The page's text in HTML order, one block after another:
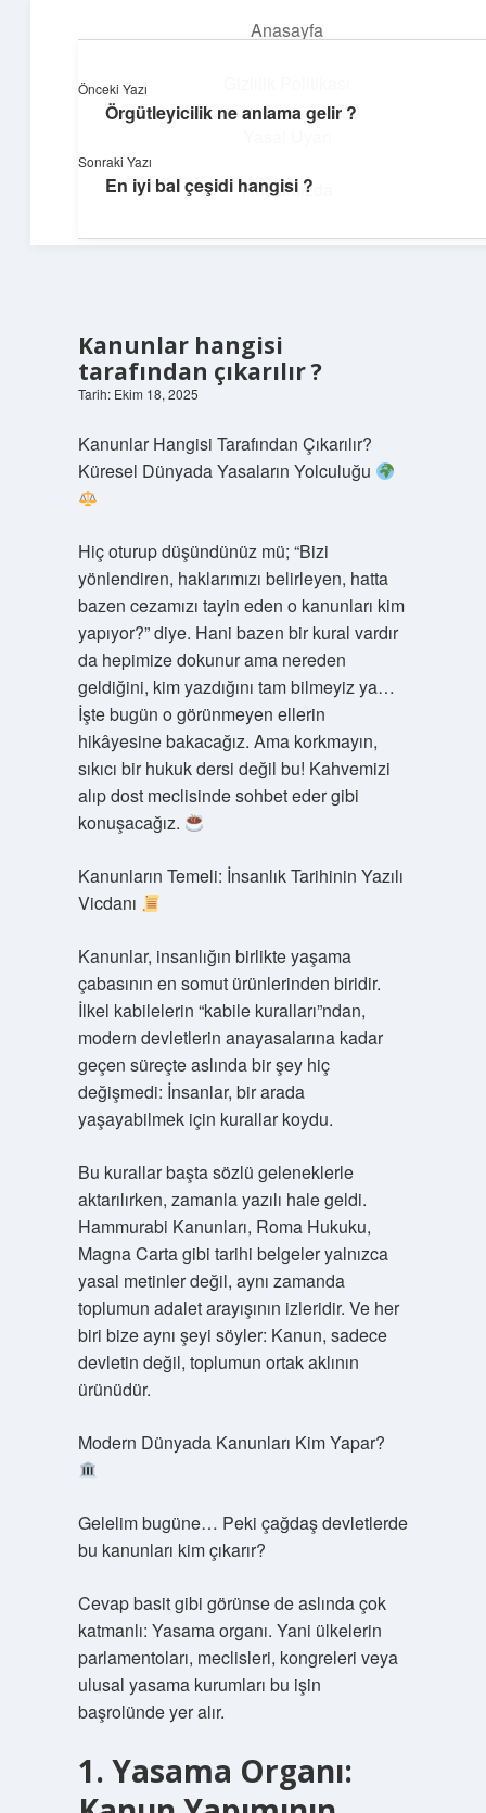
Anasayfa
Hakkımızda
Günlük İlham
Farklı bakış açılarıyla hayatı gör.
Kanunlar hangisi
tarafından çıkarılır ?
Tarih: Ekim 18, 2025
Kanunlar Hangisi Tarafından Çıkarılır?
Küresel Dünyada Yasaların Yolculuğu
Hiç oturup düşündünüz mü; “Bizi
yönlendiren, haklarımızı belirleyen, hatta
bazen cezamızı tayin eden o kanunları kim
yapıyor?” diye. Hani bazen bir kural vardır
da hepimize dokunur ama nereden
geldiğini, kim yazdığını tam bilmeyiz ya…
İşte bugün o görünmeyen ellerin
hikâyesine bakacağız. Ama korkmayın,
sıkıcı bir hukuk dersi değil bu! Kahvemizi
alıp dost meclisinde sohbet eder gibi
konuşacağız.
Kanunların Temeli: İnsanlık Tarihinin Yazılı
Vicdanı
Kanunlar, insanlığın birlikte yaşama
çabasının en somut ürünlerinden biridir.
İlkel kabilelerin “kabile kuralları”ndan,
modern devletlerin anayasalarına kadar
geçen süreçte aslında bir şey hiç
değişmedi: İnsanlar, bir arada
yaşayabilmek için kurallar koydu.
Bu kurallar başta sözlü geleneklerle
aktarılırken, zamanla yazılı hale geldi.
Hammurabi Kanunları, Roma Hukuku,
Magna Carta gibi tarihi belgeler yalnızca
yasal metinler değil, aynı zamanda
toplumun adalet arayışının izleridir. Ve her
biri bize aynı şeyi söyler: Kanun, sadece
devletin değil, toplumun ortak aklının
ürünüdür.
Modern Dünyada Kanunları Kim Yapar?
Gelelim bugüne… Peki çağdaş devletlerde
bu kanunları kim çıkarır?
Cevap basit gibi görünse de aslında çok
katmanlı: Yasama organı. Yani ülkelerin
parlamentoları, meclisleri, kongreleri veya
ulusal yasama kurumları bu işin
başrolünde yer alır.
1. Yasama Organı:
Önceki Yazı
Örgütleyicilik ne anlama gelir ?
Sonraki Yazı
En iyi bal çeşidi hangisi ?